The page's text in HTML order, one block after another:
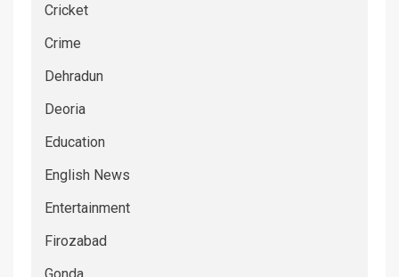
Cricket
Crime
Dehradun
Deoria
Education
English News
Entertainment
Firozabad